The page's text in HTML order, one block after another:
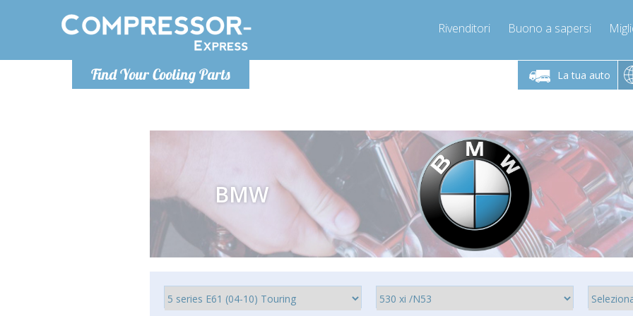
Find Your Cooling Parts
Rivenditori Buono a sapersi
La tua auto
Lunedì-Venerdì 9-12 / 14-17
Chiamaci!
+393278892946
Lunedì-
BMW